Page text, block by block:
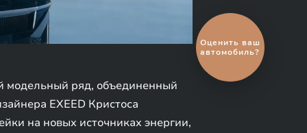
модельный ряд, объединенный
EXEED Кристоса
на новых источниках энергии,
обмен
автомобиля